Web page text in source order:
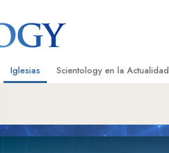
Iglesias
Iglesias Ideales de Scientology
Scientology en la Actualidad
Eventos de Scientology